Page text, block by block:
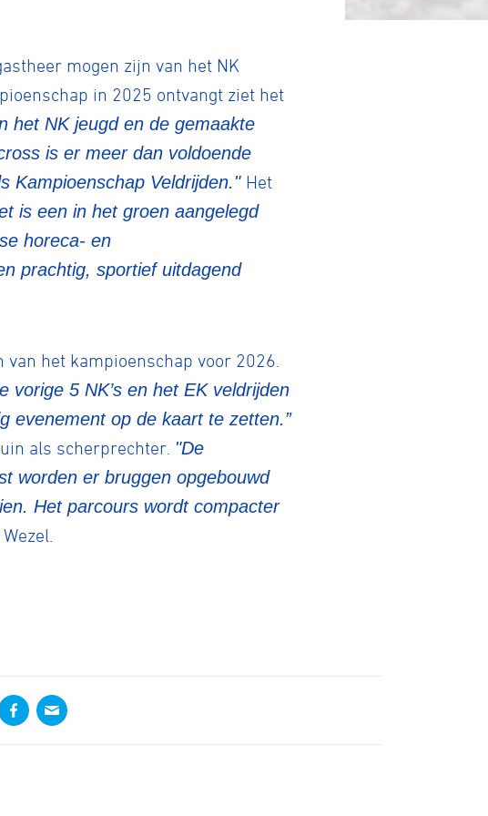
mogen zijn van het NK
in 2025 ontvangt ziet het
het NK jeugd en de gemaakte
is er meer dan voldoende
Kampioenschap Veldrijden." Het
is een in het groen aangelegd
horeca- en
prachtig, sportief uitdagend
het kampioenschap voor 2026.
vorige 5 NK’s en het EK veldrijden
evenement op de kaart te zetten.”
als scherprechter. "De
worden er bruggen opgebouwd
Het parcours wordt compacter
Mountainbiken
ID-Cycling
Strandrace